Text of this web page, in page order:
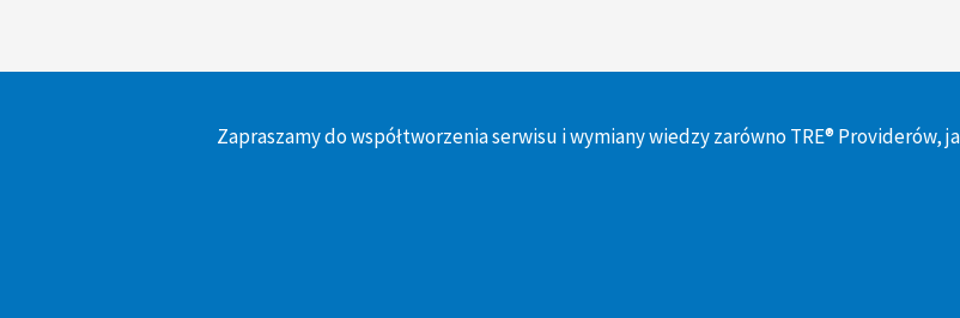
Zapraszamy do współtworzenia serwisu i wymiany wiedzy zarówno TRE® Providerów,